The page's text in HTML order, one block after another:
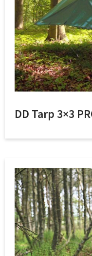
DD Tarp 3×3